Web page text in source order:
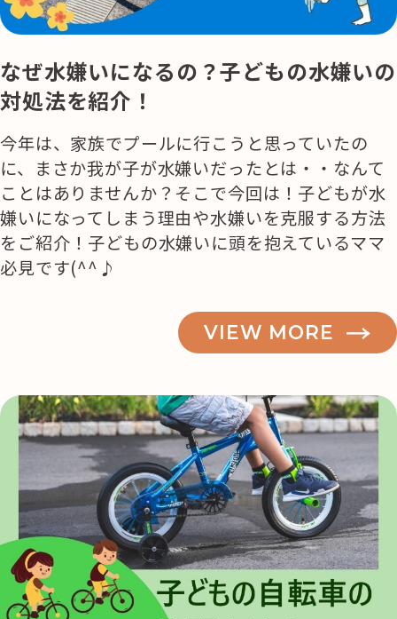
なぜ水嫌いになるの？子どもの水嫌いの
対処法を紹介！
今年は、家族でプールに行こうと思っていたの
に、まさか我が子が水嫌いだったとは・・なんて
ことはありませんか？そこで今回は！子どもが水
嫌いになってしまう理由や水嫌いを克服する方法
をご紹介！子どもの水嫌いに頭を抱えているママ
必見です(^^♪
VIEW MORE